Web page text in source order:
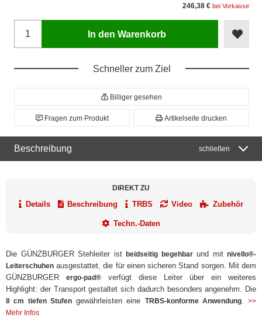
246,38 € bei Vorkasse
In den Warenkorb
Schneller zum Ziel
Billiger gesehen
Fragen zum Produkt Artikelseite drucken
Beschreibung schließen
DIREKT ZU
Details Beschreibung TRBS Video Zubehör
Techn.-Daten
Die GÜNZBURGER Stehleiter ist beidseitig begehbarund mit nivello®-
Leiterschuhen ausgestattet, die für einen sicheren Stand sorgen. Mit dem
GÜNZBURGER ergo-pad® verfügt diese Leiter über ein weiteres
Highlight: der Transport gestaltet sich dadurch besonders angenehm. Die
8 cm tiefen Stufengewährleisten eine TRBS-konforme Anwendung. >>
Mehr Infos